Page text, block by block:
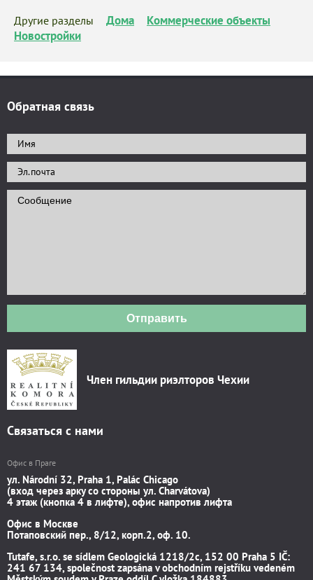
Другие разделы Дома
Коммерческие объекты
Новостройки
Обратная связь
Отправить
Член гильдии риэлторов Чехии
Связаться с нами
Офис в Праге
ул. Národní 32, Praha 1, Palác Chicago
(вход через арку со стороны ул. Charvátova)
4 этаж (кнопка 4 в лифте), офис напротив лифта
Офис в Москве
Потаповский пер., 8/12, корп.2, оф. 10.
Tutafe, s.r.o. se sídlem Geologická 1218/2c, 152 00 Praha 5 IČ:
241 67 134, společnost zapsána v obchodním rejstříku vedeném